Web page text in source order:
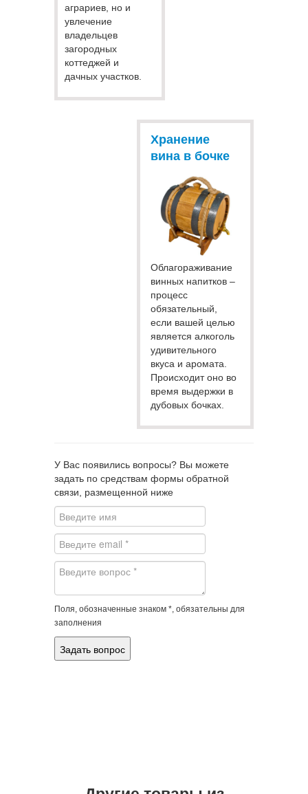
аграриев, но и
увлечение
владельцев
загородных
коттеджей и
дачных участков.
Хранение
вина в бочке
Облагораживание
винных напитков –
процесс
обязательный,
если вашей целью
является алкоголь
удивительного
вкуса и аромата.
Происходит оно во
время выдержки в
дубовых бочках.
У Вас появились вопросы? Вы можете
задать по средствам формы обратной
связи, размещенной ниже
Поля, обозначенные знаком *, обязательны для
заполнения